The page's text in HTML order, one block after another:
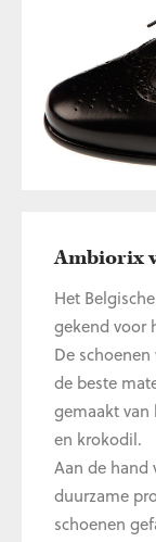
Ambiorix
Het
gekend voor
De
de beste
gemaakt van
en krokodil.
Aan de hand
duurzame
schoenen